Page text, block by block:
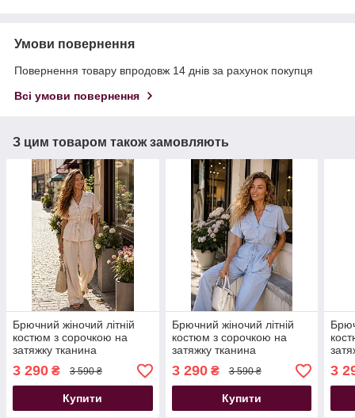
Умови повернення
Повернення товару впродовж 14 днів за рахунок покупця
Всі умови повернення
З цим товаром також замовляють
Брючний жіночий літній
костюм з сорочкою на
затяжку тканина
італійський льон молочний
44-54 розміри
3 290 ₴ 3 590 ₴
Купити
Брючний жіночий літній
костюм з сорочкою на
затяжку тканина
італійський льон
блакитний 44-54 розміри
3 290₴ 3 590 ₴
Купити
3